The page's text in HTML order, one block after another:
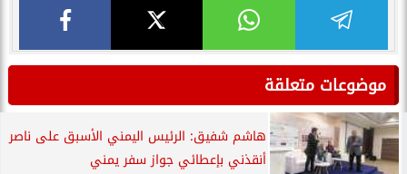
موضوعات متعلقة
هاشم شفيق: الرئيس اليمني الأسبق على ناصر
أنقذني بإعطائي جواز سفر يمني